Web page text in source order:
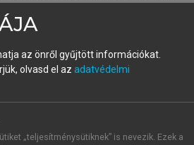
hozz létre új fiókot.
automatikusan
FIÓKKAL
az önről gyűjtött információkat.
olvasd el az adatvédelmi
„teljesítménysütiknek” is nevezik. Ezek a